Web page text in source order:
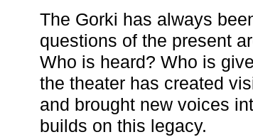
The Gorki has always
questions of the present
Who is heard? Who is
the theater has created
and brought new voices
builds on this legacy.